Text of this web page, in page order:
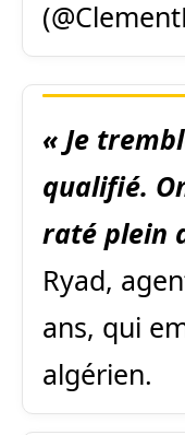
« Je
qualifié.
raté plein
Ryad,
ans, qui
algérien.